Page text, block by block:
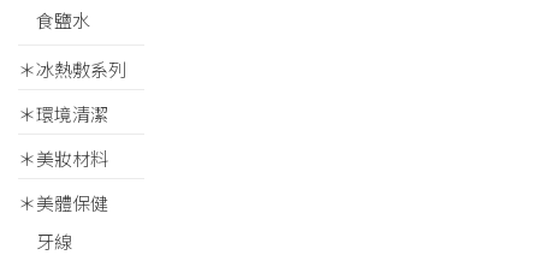
食鹽水
＊冰熱敷系列
＊環境清潔
＊美妝材料
＊美體保健
牙線